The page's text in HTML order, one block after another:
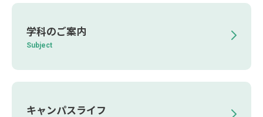
学科のご案内
Subject
キャンパスライフ